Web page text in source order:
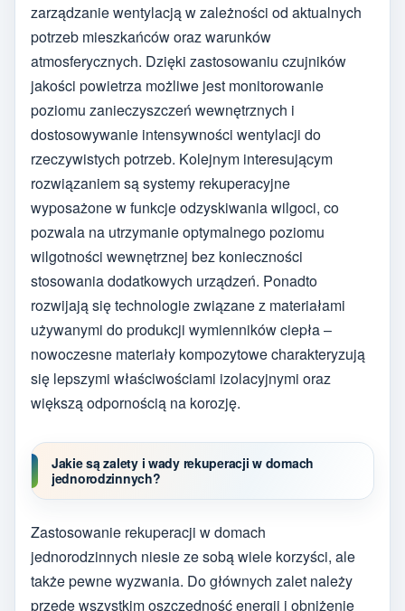
zarządzanie wentylacją w zależności od aktualnych
potrzeb mieszkańców oraz warunków
atmosferycznych. Dzięki zastosowaniu czujników
jakości powietrza możliwe jest monitorowanie
poziomu zanieczyszczeń wewnętrznych i
dostosowywanie intensywności wentylacji do
rzeczywistych potrzeb. Kolejnym interesującym
rozwiązaniem są systemy rekuperacyjne
wyposażone w funkcje odzyskiwania wilgoci, co
pozwala na utrzymanie optymalnego poziomu
wilgotności wewnętrznej bez konieczności
stosowania dodatkowych urządzeń. Ponadto
rozwijają się technologie związane z materiałami
używanymi do produkcji wymienników ciepła –
nowoczesne materiały kompozytowe charakteryzują
się lepszymi właściwościami izolacyjnymi oraz
większą odpornością na korozję.
Jakie są zalety i wady rekuperacji w domach
jednorodzinnych?
Zastosowanie rekuperacji w domach
jednorodzinnych niesie ze sobą wiele korzyści, ale
także pewne wyzwania. Do głównych zalet należy
przede wszystkim oszczędność energii i obniżenie